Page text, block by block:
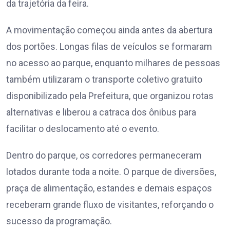
da trajetória da feira.
A movimentação começou ainda antes da abertura
dos portões. Longas filas de veículos se formaram
no acesso ao parque, enquanto milhares de pessoas
também utilizaram o transporte coletivo gratuito
disponibilizado pela Prefeitura, que organizou rotas
alternativas e liberou a catraca dos ônibus para
facilitar o deslocamento até o evento.
Dentro do parque, os corredores permaneceram
lotados durante toda a noite. O parque de diversões,
praça de alimentação, estandes e demais espaços
receberam grande fluxo de visitantes, reforçando o
sucesso da programação.